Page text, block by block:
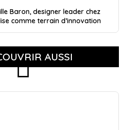
Baron, designer leader chez
comme terrain d’innovation
AUSSI